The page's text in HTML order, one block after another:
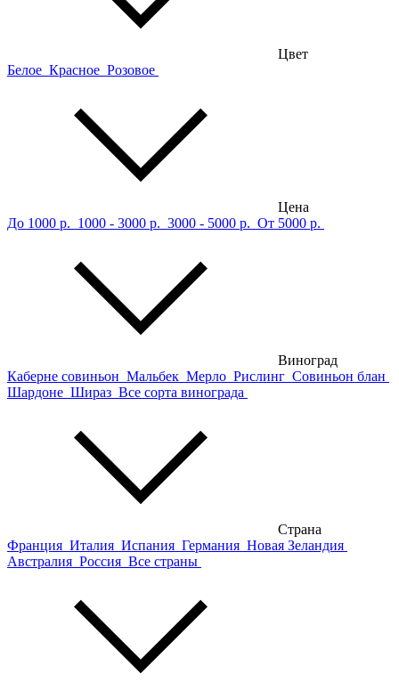
Цвет
Белое Красное Розовое
Цена
До 1000 р. 1000 - 3000 р. 3000 - 5000 р. От 5000 р.
Виноград
Каберне совиньон Мальбек Мерло Рислинг Совиньон блан
Шардоне Шираз Все сорта винограда
Страна
Франция Италия Испания Германия Новая Зеландия
Австралия Россия Все страны